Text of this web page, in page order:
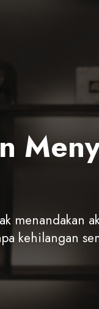
menandakan
kehilangan